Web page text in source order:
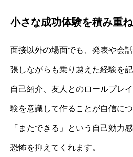
小さな成功体験を積み重
面接以外の場面でも、発表や会
張しながらも乗り越えた経験を
自己紹介、友人とのロールプレ
験を意識して作ることが自信に
「またできる」という自己効力
恐怖を抑えてくれます。